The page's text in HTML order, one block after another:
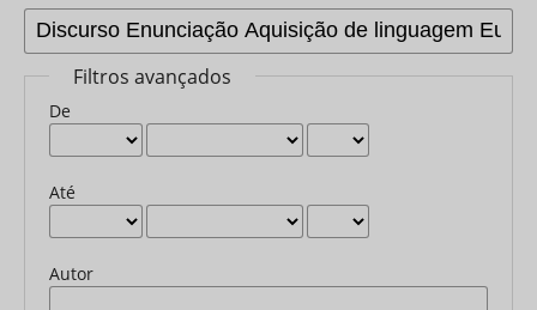
Filtros avançados
De
Até
Autor